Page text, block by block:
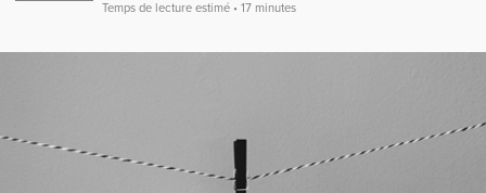
Temps de lecture estimé • 17 minutes